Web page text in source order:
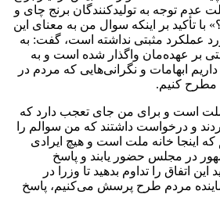
توجه به تولیدکنندگان برنج چای و
تأکید بر اینکه سوال من به معنای این
عملکرد مثبتی نداشته است، گفت: به
بر عهده‌مان واگذار شده است و به
ابهامات و نگرانی‌هایی که مردم در
مطرح کنیم.
ملت است و برای من جای تعجب دارد که
و درخواست داشتند که من سوالم را
که اینجا خانه ملت است و هیچ ایرادی
در مجلس حضور یابند و پاسخ
این اتفاق را تداوم بدهید تا وزرا در
مردم طرح پرسش می‌کنیم، پاسخ